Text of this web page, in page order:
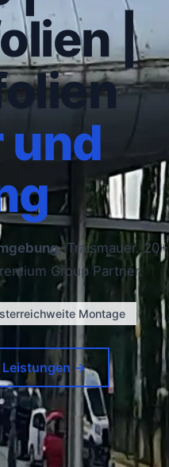
|
und
, Traismauer. 20+
Group Partner.
Montage
Leistungen →